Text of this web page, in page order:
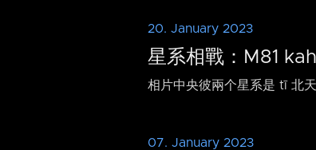
20. January 2023
星系相戰：M81
相片中央彼兩个星系是 tī 北
07. January 2023